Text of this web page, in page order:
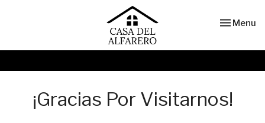
Toggle
Menu
¡Gracias Por Visitarnos!